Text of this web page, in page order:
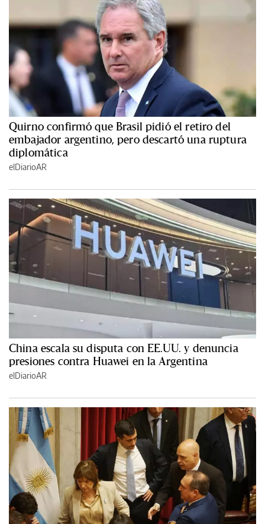
Quirno confirmó que Brasil pidió el retiro del
embajador argentino, pero descartó una ruptura
diplomática
elDiarioAR
China escala su disputa con EE.UU. y denuncia
presiones contra Huawei en la Argentina
elDiarioAR